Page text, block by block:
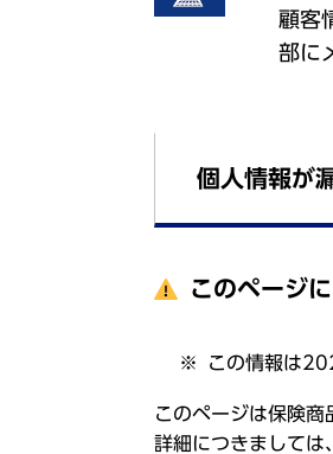
顧客
部に
個人情報が
このページ
この情報は
このページは保険商
詳細につきましては